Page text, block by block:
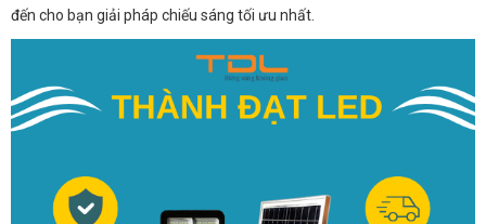
đến cho bạn giải pháp chiếu sáng tối ưu nhất.